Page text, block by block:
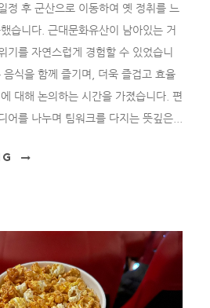
정 후 군산으로 이동하여 옛 정취를 느
습니다. 근대문화유산이 남아있는 거
기를 자연스럽게 경험할 수 있었습니
식을 함께 즐기며, 더욱 즐겁고 효율
대해 논의하는 시간을 가졌습니다. 편
어를 나누며 팀워크를 다지는 뜻깊은...